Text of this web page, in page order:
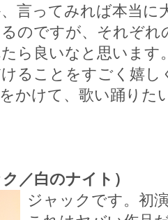
言ってみれば本当に
のですが、それぞ
ら良いなと思います
ることをすごく嬉し
かけて、歌い踊りた
／白のナイト）
ジャックです。初